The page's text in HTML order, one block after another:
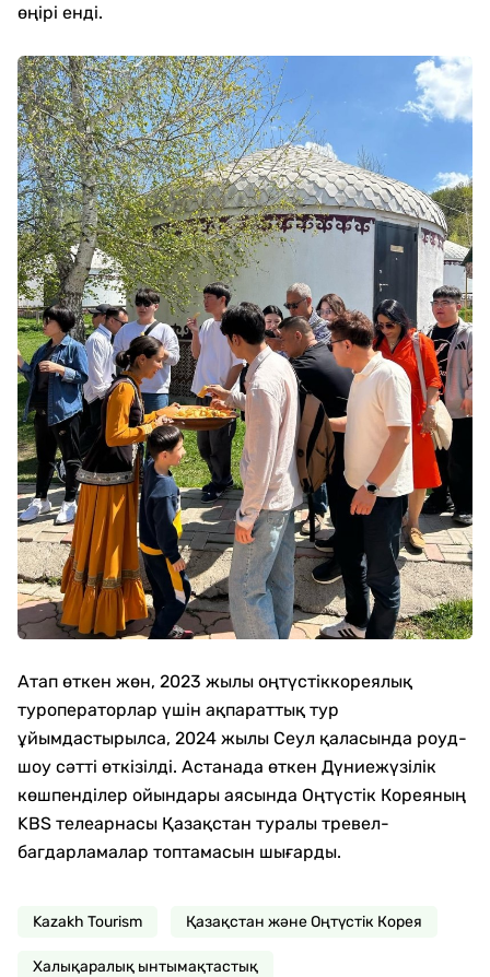
өңірі енді.
Атап өткен жөн, 2023 жылы оңтүстіккореялық
туроператорлар үшін ақпараттық тур
ұйымдастырылса, 2024 жылы Сеул қаласында роуд-
шоу сәтті өткізілді. Астанада өткен Дүниежүзілік
көшпенділер ойындары аясында Оңтүстік Кореяның
KBS телеарнасы Қазақстан туралы тревел-
багдарламалар топтамасын шығарды.
Kazakh Tourism Қазақстан және Оңтүстік Корея
Халықаралық ынтымақтастық